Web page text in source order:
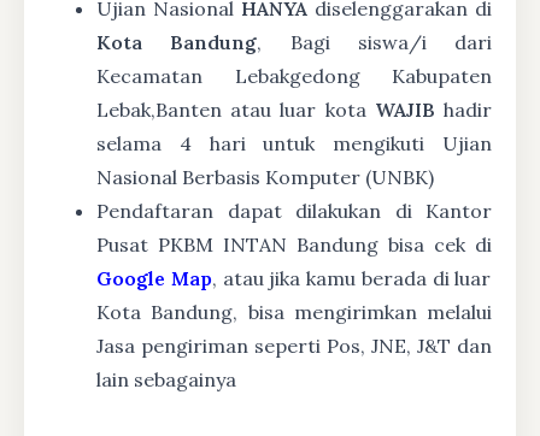
Ujian Nasional HANYA diselenggarakan di
Kota Bandung, Bagi siswa/i dari
Kecamatan Lebakgedong Kabupaten
Lebak,Banten atau luar kota WAJIB hadir
selama 4 hari untuk mengikuti Ujian
Nasional Berbasis Komputer (UNBK)
Pendaftaran dapat dilakukan di Kantor
Pusat PKBM INTAN Bandung bisa cek di
Google Map, atau jika kamu berada di luar
Kota Bandung, bisa mengirimkan melalui
Jasa pengiriman seperti Pos, JNE, J&T dan
lain sebagainya